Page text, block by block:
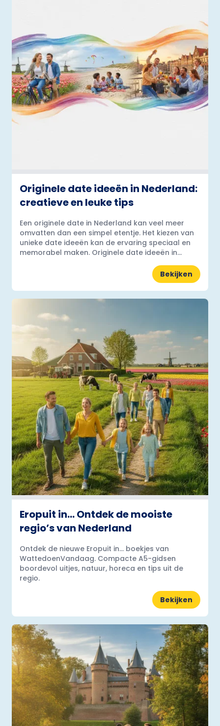
Originele date ideeën in Nederland:
creatieve en leuke tips
Een originele date in Nederland kan veel meer
omvatten dan een simpel etentje. Het kiezen van
unieke date ideeën kan de ervaring speciaal en
memorabel maken. Originele date ideeën in...
Bekijken
Eropuit in… Ontdek de mooiste
regio’s van Nederland
Ontdek de nieuwe Eropuit in... boekjes van
WattedoenVandaag. Compacte A5-gidsen
boordevol uitjes, natuur, horeca en tips uit de
regio.
Bekijken